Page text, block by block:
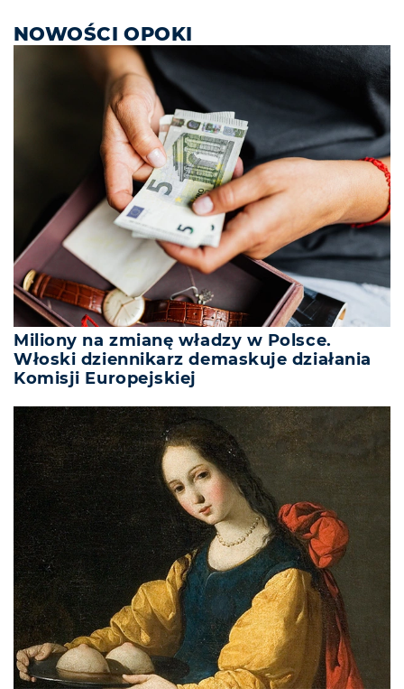
NOWOŚCI OPOKI
Miliony na zmianę władzy w Polsce.
Włoski dziennikarz demaskuje działania
Komisji Europejskiej